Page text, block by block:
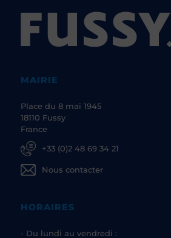
MAIRIE
Place du 8 mai 1945
18110 Fussy
France
+33 (0)2 48 69 34 21
Nous contacter
HORAIRES
- Du lundi au vendredi :